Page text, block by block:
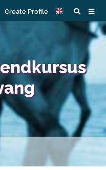
Create Profile